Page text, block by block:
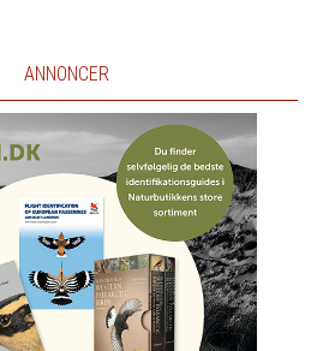
ANNONCER